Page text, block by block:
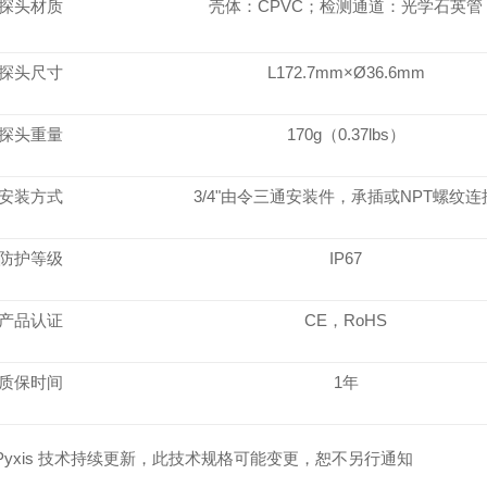
头材质 壳体：CPVC；检测通道：光学石英管
头尺寸 L172.7mm×Ø36.6mm
头重量 170g（0.37lbs）
装方式 3/4"由令三通安装件，承插或NPT螺纹连
护等级 IP67
品认证 CE，RoHS
保时间 1年
技术持续更新，此技术规格可能变更，恕不另行通知